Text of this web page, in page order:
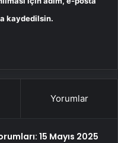
kaydedilsin.
Yorumlar
15 Mayıs 2025